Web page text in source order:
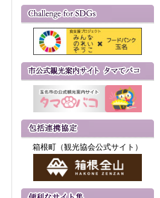
箱根町（観光協会公式サイト）